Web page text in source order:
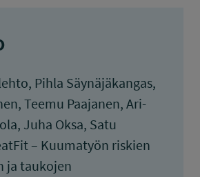
Pihla Säynäjäkangas,
Teemu Paajanen, Ari-
Juha Oksa, Satu
– Kuumatyön riskien
ja taukojen